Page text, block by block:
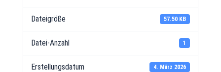
Dateigröße 57.50 KB
Datei-Anzahl 1
Erstellungsdatum 4. März 2026